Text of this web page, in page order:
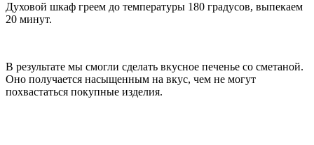
Духовой шкаф греем до температуры 180 градусов, выпекаем
20 минут.
В результате мы смогли сделать вкусное печенье со сметаной.
Оно получается насыщенным на вкус, чем не могут
похвастаться покупные изделия.